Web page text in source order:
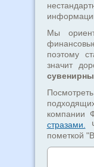
Мы
поэтому
значит
компании
стразами.
пометкой